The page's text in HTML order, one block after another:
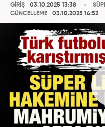
GİRİŞ
03.10.2025 13:38
GÜNCELLEME
03.10.2025 14:52